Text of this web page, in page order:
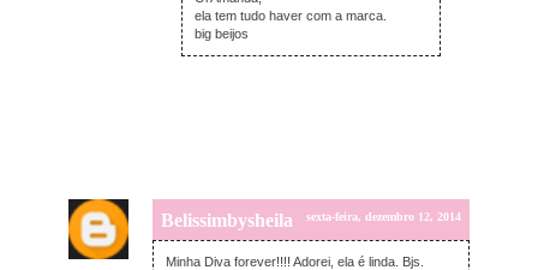
ela tem tudo haver com a marca.
big beijos
Belissimbysheila sexta-feira, dezembro 12, 2014
Minha Diva forever!!!! Adorei, ela é linda. Bjs.